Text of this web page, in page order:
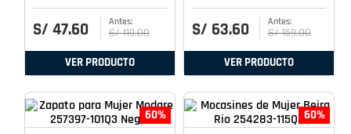
S/ 47.60 S/ 119.00
VER PRODUCTO
S/ 63.60 S/ 159.00
VER PRODUCTO
60% 60%